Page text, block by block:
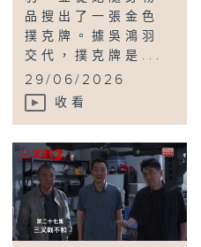
品搜出了一張金色
撲克牌。據吳鴻羽
交代，撲克牌是...
29/06/2026
收看